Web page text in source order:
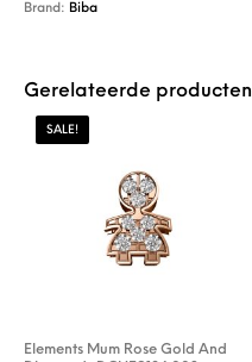
Brand: Biba
Gerelateerde producten
SALE!
Elements Mum Rose Gold And